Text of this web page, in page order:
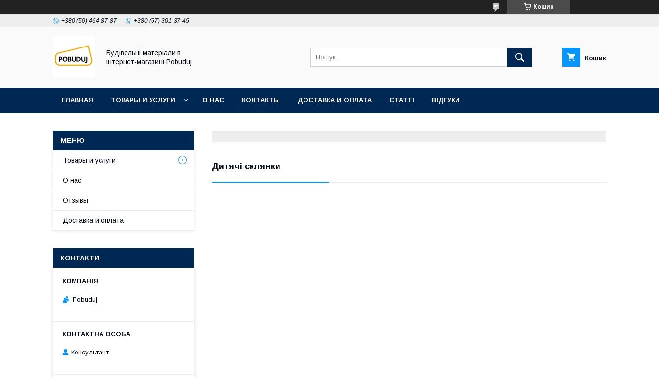
Кошик
+380 (50) 464-87-87 +380 (67) 301-37-45
Будівельні матеріали в
інтернет-магазині Pobuduj
Кошик
ГЛАВНАЯ ТОВАРЫ И УСЛУГИ О НАС КОНТАКТЫ ДОСТАВКА И ОПЛАТА СТАТТІ ВІДГУКИ
Дитячі склянки
Товары и услуги
О нас
Отзывы
Доставка и оплата
КОНТАКТИ
Pobuduj
Консультант